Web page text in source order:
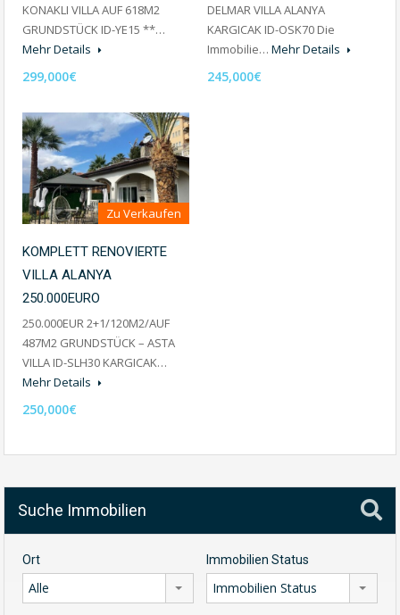
KONAKLI VILLA AUF 618M2
GRUNDSTÜCK ID-YE15 **…
Mehr Details
299,000€
DELMAR VILLA ALANYA
KARGICAK ID-OSK70 Die
Immobilie… Mehr Details
245,000€
Zu Verkaufen
KOMPLETT RENOVIERTE
VILLA ALANYA
250.000EURO
250.000EUR 2+1/120M2/AUF
487M2 GRUNDSTÜCK – ASTA
VILLA ID-SLH30 KARGICAK…
Mehr Details
250,000€
Suche Immobilien
Ort
Alle
Immobilien Status
Immobilien Status